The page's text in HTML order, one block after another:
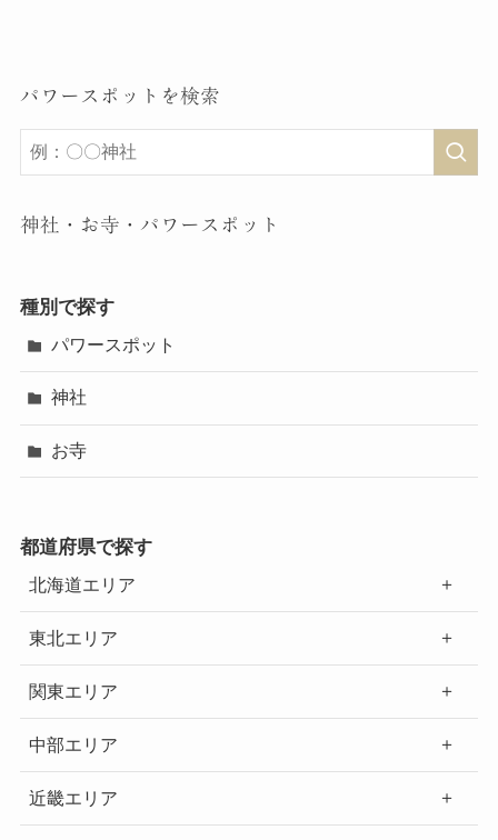
パワースポットを検索
神社・お寺・パワースポット
種別で探す
パワースポット
神社
お寺
都道府県で探す
北海道エリア
東北エリア
関東エリア
中部エリア
近畿エリア